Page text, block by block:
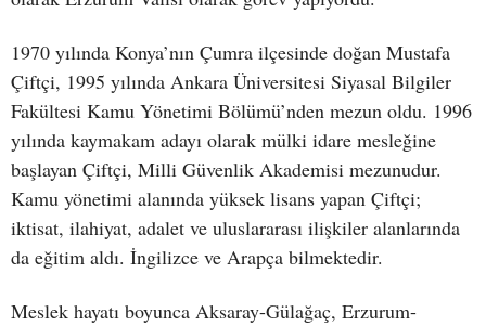
1970 yılında Konya’nın Çumra ilçesinde doğan Mustafa
Çiftçi, 1995 yılında Ankara Üniversitesi Siyasal Bilgiler
Fakültesi Kamu Yönetimi Bölümü’nden mezun oldu. 1996
yılında kaymakam adayı olarak mülki idare mesleğine
başlayan Çiftçi, Milli Güvenlik Akademisi mezunudur.
Kamu yönetimi alanında yüksek lisans yapan Çiftçi;
iktisat, ilahiyat, adalet ve uluslararası ilişkiler alanlarında
da eğitim aldı. İngilizce ve Arapça bilmektedir.
Meslek hayatı boyunca Aksaray-Gülağaç, Erzurum-